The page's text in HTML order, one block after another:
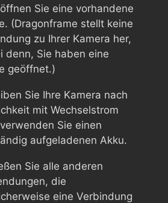
Sie eine vorhandene
(Dragonframe stellt keine
zu Ihrer Kamera her,
denn, Sie haben eine
geöffnet.)
Sie Ihre Kamera nach
mit Wechselstrom
Sie einen
aufgeladenen Akku.
Sie alle anderen
die
eine Verbindung